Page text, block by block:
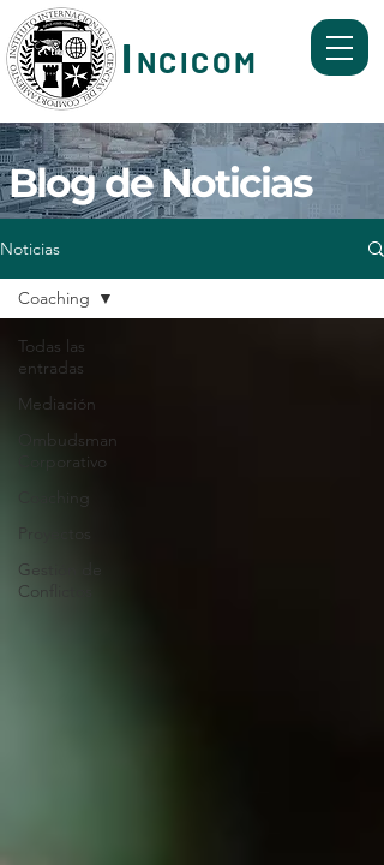
I NCICOM
Blog de Noticias
Noticias
Todas las
entradas
Mediación
Ombudsman
Corporativo
Coaching
Proyectos
Gestión de
Conflictos
Coaching